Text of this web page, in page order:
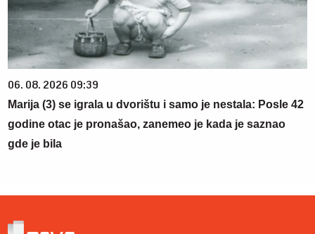
06. 08. 2026 09:39
Marija (3) se igrala u dvorištu i samo je nestala: Posle 42
godine otac je pronašao, zanemeo je kada je saznao
gde je bila